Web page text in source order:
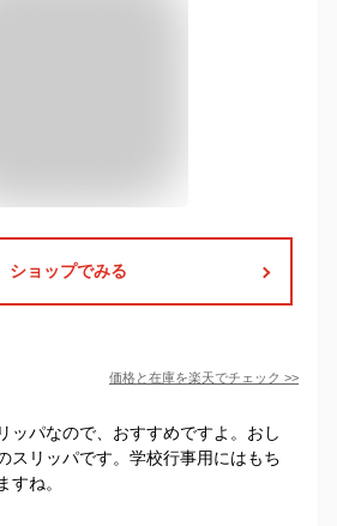
ショップでみる
価格と在庫を楽天でチェック >>
ッパなので、おすすめですよ。おし
スリッパです。学校行事用にはもち
すね。